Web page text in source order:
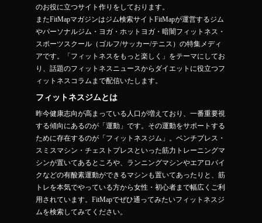
のお役に立つサイト作りをしております。
またFitMapマガジンはジム検索サイトFitMapが運営するジム
やパーソナルジム・ヨガ・ホットヨガ・暗闇フィットネス・
スポーツスクール（ゴルフ/サッカー/テニス）の特集メディ
アです。「フィットネスをもっと楽しく」をテーマにしてお
り、話題のフィットネスニュースからダイエットに役立つフ
ィットネスコラムまで配信いたします。
フィットネスジムとは
昨今健康志向が高まっている人口が増えており、一番重要視
する傾向にあるのが「運動」です。その運動をサポートする
ために存在するのが「フィットネスジム」。ベンチプレス・
スミスマシン・チェストプレスといった筋力トレーニングマ
シンが置いてあるところや、ランニングマシンやエアロバイ
クなどの有酸素運動ができるマシンも置いてあったりと、筋
トレを本気でやっている方から女性・初心者まで幅広くご利
用されています。FitMapでぜひ通ってみたいフィットネスジ
ムを検索してみてください。